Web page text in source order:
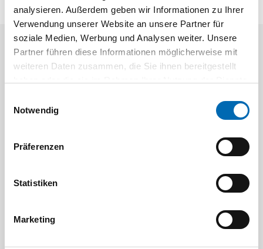
analysieren. Außerdem geben wir Informationen zu Ihrer
Verwendung unserer Website an unsere Partner für
soziale Medien, Werbung und Analysen weiter. Unsere
Partner führen diese Informationen möglicherweise mit
weiteren Daten zusammen, die Sie ihnen bereitgestellt
Notwendig
Präferenzen
Statistiken
Marketing
Aktuelle Angebote
SELFCLEAN Filtersack SC FIS-CT Bit-
Artikel-Nr.